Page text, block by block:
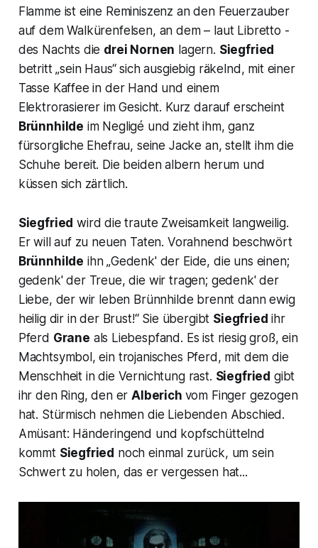
Flamme ist eine Reminiszenz an den Feuerzauber
auf dem Walkürenfelsen, an dem – laut Libretto -
des Nachts die drei Nornen lagern. Siegfried
betritt„sein Haus“sich ausgiebig räkelnd, mit einer
Tasse Kaffee in der Hand und einem
Elektrorasierer im Gesicht. Kurz darauf erscheint
Brünnhilde im Negligé und zieht ihm, ganz
fürsorgliche Ehefrau, seine Jacke an, stellt ihm die
Schuhe bereit. Die beiden albern herum und
küssen sich zärtlich.
Siegfried wird die traute Zweisamkeit langweilig.
Er will auf zu neuen Taten. Vorahnend beschwört
Brünnhilde ihn„Gedenk' der Eide, die uns einen;
gedenk' der Treue, die wir tragen; gedenk' der
Liebe, der wir leben Brünnhilde brennt dann ewig
heilig dir in der Brust!“ Sie übergibt Siegfried ihr
Pferd Grane als Liebespfand. Es ist riesig groß, ein
Machtsymbol, ein trojanisches Pferd, mit dem die
Menschheit in die Vernichtung rast. Siegfried gibt
ihr den Ring, den erAlberich vom Finger gezogen
hat. Stürmisch nehmen die Liebenden Abschied.
Amüsant: Händeringend und kopfschüttelnd
kommt Siegfried noch einmal zurück, um sein
Schwert zu holen, das er vergessen hat...